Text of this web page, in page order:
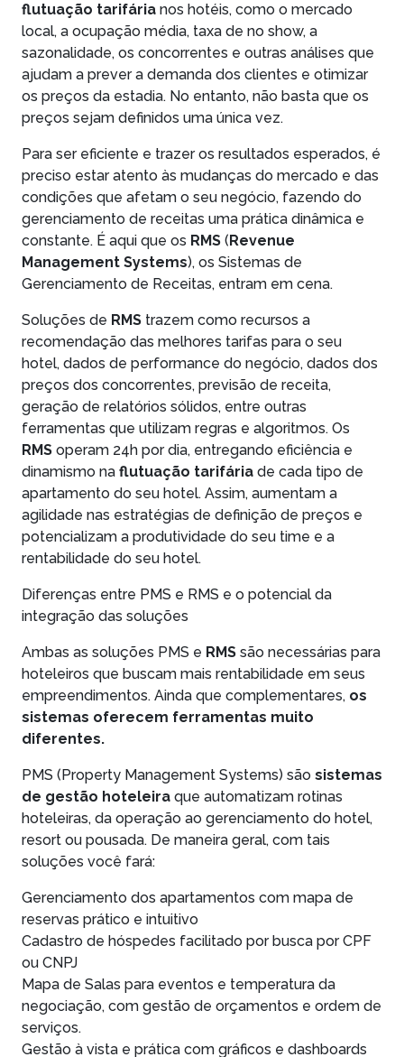
flutuação tarifária nos hotéis, como o mercado
local, a ocupação média, taxa de no show, a
sazonalidade, os concorrentes e outras análises que
ajudam a prever a demanda dos clientes e otimizar
os preços da estadia. No entanto, não basta que os
preços sejam definidos uma única vez.
Para ser eficiente e trazer os resultados esperados, é
preciso estar atento às mudanças do mercado e das
condições que afetam o seu negócio, fazendo do
gerenciamento de receitas uma prática dinâmica e
constante. É aqui que os RMS (Revenue
Management Systems), os Sistemas de
Gerenciamento de Receitas, entram em cena.
Soluções de RMS trazem como recursos a
recomendação das melhores tarifas para o seu
hotel, dados de performance do negócio, dados dos
preços dos concorrentes, previsão de receita,
geração de relatórios sólidos, entre outras
ferramentas que utilizam regras e algoritmos. Os
RMS operam 24h por dia, entregando eficiência e
dinamismo na flutuação tarifária de cada tipo de
apartamento do seu hotel. Assim, aumentam a
agilidade nas estratégias de definição de preços e
potencializam a produtividade do seu time e a
rentabilidade do seu hotel.
Diferenças entre PMS e RMS e o potencial da
integração das soluções
Ambas as soluções PMS e RMS são necessárias para
hoteleiros que buscam mais rentabilidade em seus
empreendimentos. Ainda que complementares, os
sistemas oferecem ferramentas muito
diferentes.
PMS (Property Management Systems) são sistemas
de gestão hoteleira que automatizam rotinas
hoteleiras, da operação ao gerenciamento do hotel,
resort ou pousada. De maneira geral, com tais
soluções você fará:
Gerenciamento dos apartamentos com mapa de
reservas prático e intuitivo
Cadastro de hóspedes facilitado por busca por CPF
ou CNPJ
Mapa de Salas para eventos e temperatura da
negociação, com gestão de orçamentos e ordem de
serviços.
Gestão à vista e prática com gráficos e dashboards